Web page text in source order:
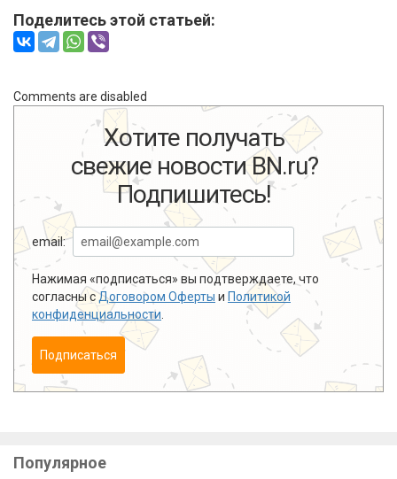
Поделитесь этой статьей:
Comments are disabled
Хотите получать
свежие новости BN.ru?
Подпишитесь!
email:
Нажимая «подписаться» вы подтверждаете, что
согласны сДоговором Оферты и Политикой
конфиденциальности
Подписаться
Популярное